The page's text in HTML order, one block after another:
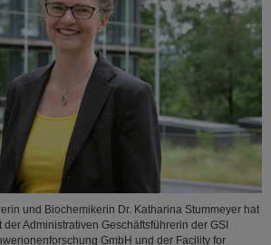
und Biochemikerin Dr. Katharina Stummeyer hat
der Administrativen Geschäftsführerin der GSI
GmbH und der Facility for